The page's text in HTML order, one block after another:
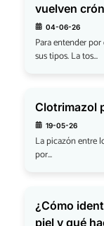
vuelven
04-06-26
Para entender
sus tipos. La tos...
Clotrimazol
19-05-26
La picazón entre
por...
¿Cómo
piel y qué